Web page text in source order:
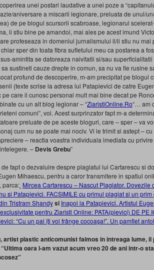
unei postari laudative a unei poze a
aniversare a miscarii legionare, preluata de unul/
de pe blogul scursorii scabroase, legionarul
ii stiu bine pe amandoi, mai ales pe acest imund
profeseaza in domeniul jurnalismului il/ii stiu nu mai
sper din toata fibra sufletului meu ca postarea a
amintita se datoreaza naivitatii si/sau
sustineti cauze drepte in comun, sa nu va fie rusine
profund de descoperire, m-am precipitat pe blogul
(texte scrise la adresa lui Patapievici de catre
pe care il cunosc personal mult mai bine decat pe
cu un alt blog legionar – “ZiaristiOnline.Ro“… am
comuni”, voi. Acest surprinzator fapt m-a
preluate de pe aceste bloguri, care – sper – va
cum nu se poate mai nociv. Vi le trimit si astept –
– reactia voastra individuala imediata cu privire
– Devis Grebu”
de fapt o dezvaluire despre plagiatul lui Cartarescu si
Mihaescu, pentru a caror transmitere in spatiul
parca: Mircea Cartarescu – Nascut Plagiator.
si Patapievici. FACSIMILE cu primul plagiat si un
Tristram Shandysi Inapoi la Patapievici. Artistul
pentru Ziaristi Online: PATA(pievici) DE PE
“Cu un pai îţi voi frânge cocoaşa!”. Un pamflet
artist plastic anticomunist faimos in intreaga lume,
oara l-am vazut acum vreo 20 de ani intr-o